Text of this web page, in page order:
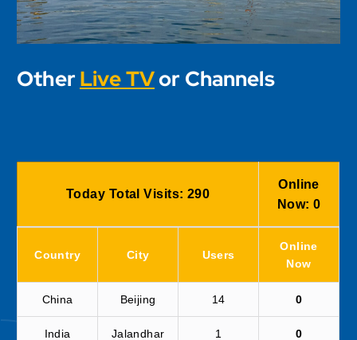
Other Live TVor Channels
Today Total Visits: 290
Online
Now: 0
Country City Users
Online
Now
China Beijing 14 0
India Jalandhar 1 0